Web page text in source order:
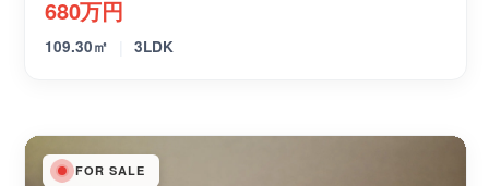
680万円
109.30㎡ 3LDK
FOR SALE